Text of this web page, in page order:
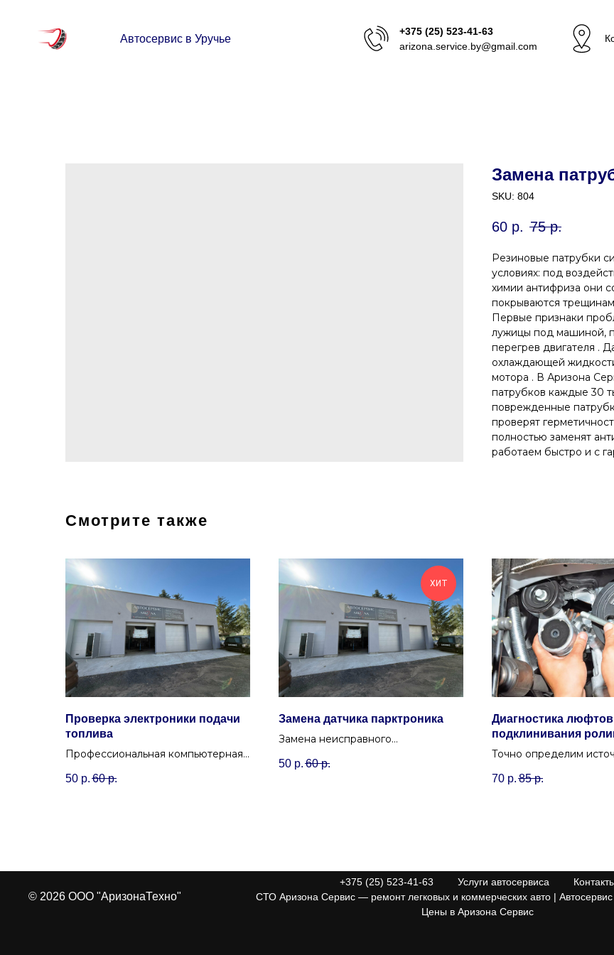
Автосервис в Уручье
+375 (25) 523-41-63
arizona.service.by@gmail.com
Замена
SKU: 804
60 р. 75 р.
Резиновые патрубки
условиях: под
химии антифриза они
покрываются
Первые признаки
лужицы под машиной,
перегрев двигателя .
охлаждающей
мотора . В Аризона
патрубков каждые 30
поврежденные
проверят
полностью заменят
работаем быстро и с
Смотрите также
Проверка электроники подачи
топлива
Профессиональная компьютерная
компонентов системы подачи
50 р. 60 р.
ХИТ
Замена датчика парктроника
Замена неисправного
для восстановления работы
50 р. 60 р.
Диагностика
подклинивания
приводного ремня
Точно определим
диагностика люфтов и
70 р. 85 р.
© 2026 ООО "АризонаТехно"
+375 (25) 523-41-63 Услуги автосервиса
СТО Аризона Сервис — ремонт легковых и коммерческих авто |
Цены в Аризона Сервис